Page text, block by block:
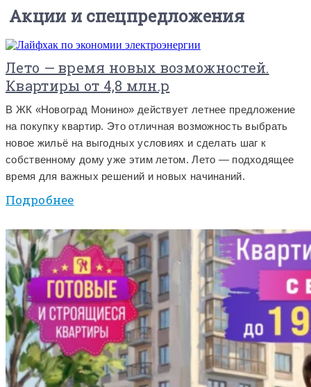
Акции и спецпредложения
Лето — время новых возможностей.
Квартиры от 4,8 млн.р
В ЖК «Новоград Монино» действует летнее предложение
на покупку квартир. Это отличная возможность выбрать
новое жильё на выгодных условиях и сделать шаг к
собственному дому уже этим летом. Лето — подходящее
время для важных решений и новых начинаний.
Подробнее